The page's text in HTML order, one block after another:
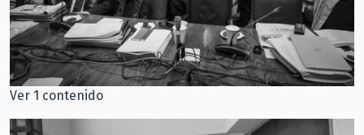
Ver 1 contenido